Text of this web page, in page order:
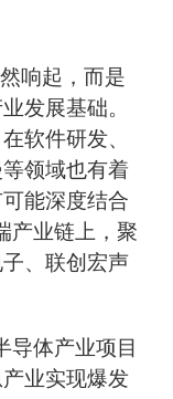
响起，而是
发展基础。
软件研发、
领域也有着
能深度结合
产业链上，聚
、联创宏声
导体产业项目
业实现爆发